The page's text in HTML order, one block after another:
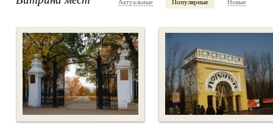
Актуальные Популярные Новые